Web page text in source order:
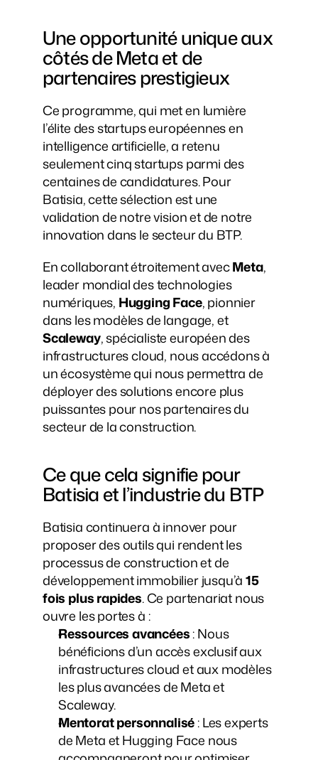
Une opportunité unique aux
côtés de Meta et de
partenaires prestigieux
Ce programme, qui met en lumière
l’élite des startups européennes en
intelligence artificielle, a retenu
seulement cinq startups parmi des
centaines de candidatures. Pour
Batisia, cette sélection est une
validation de notre vision et de notre
innovation dans le secteur du BTP.
En collaborant étroitement avec Meta,
leader mondial des technologies
numériques, Hugging Face, pionnier
dans les modèles de langage, et
Scaleway, spécialiste européen des
infrastructures cloud, nous accédons à
un écosystème qui nous permettra de
déployer des solutions encore plus
puissantes pour nos partenaires du
secteur de la construction.
Ce que cela signifie pour
Batisia et l’industrie du BTP
Batisia continuera à innover pour
proposer des outils qui rendent les
processus de construction et de
développement immobilier jusqu’à 15
fois plus rapides. Ce partenariat nous
ouvre les portes à :
Ressources avancées : Nous
bénéficions d’un accès exclusif aux
infrastructures cloud et aux modèles
les plus avancées de Meta et
Scaleway.
Mentorat personnalisé : Les experts
de Meta et Hugging Face nous